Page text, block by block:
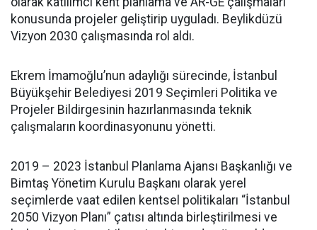
konusunda projeler geliştirip uyguladı. Beylikdüzü
Vizyon 2030 çalışmasında rol aldı.
Ekrem İmamoğlu’nun adaylığı sürecinde, İstanbul
Büyükşehir Belediyesi 2019 Seçimleri Politika ve
Projeler Bildirgesinin hazırlanmasında teknik
çalışmaların koordinasyonunu yönetti.
2019 – 2023 İstanbul Planlama Ajansı Başkanlığı ve
Bimtaş Yönetim Kurulu Başkanı olarak yerel
seçimlerde vaat edilen kentsel politikaları “İstanbul
2050 Vizyon Planı” çatısı altında birleştirilmesi ve